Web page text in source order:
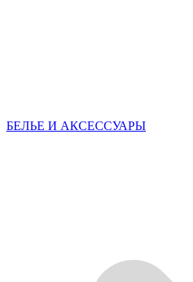
БЕЛЬЕ И АКСЕССУАРЫ